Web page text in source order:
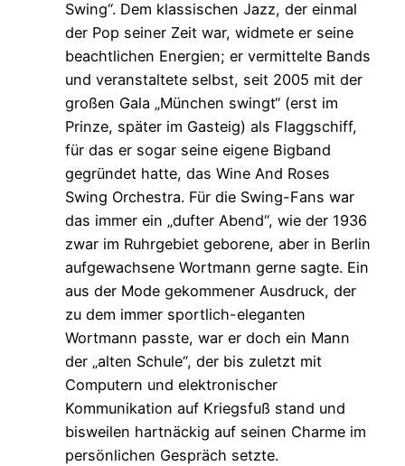
Swing“. Dem klassischen Jazz, der einmal
der Pop seiner Zeit war, widmete er seine
beachtlichen Energien; er vermittelte Bands
und veranstaltete selbst, seit 2005 mit der
großen Gala „München swingt“ (erst im
Prinze, später im Gasteig) als Flaggschiff,
für das er sogar seine eigene Bigband
gegründet hatte, das Wine And Roses
Swing Orchestra. Für die Swing-Fans war
das immer ein „dufter Abend“, wie der 1936
zwar im Ruhrgebiet geborene, aber in Berlin
aufgewachsene Wortmann gerne sagte. Ein
aus der Mode gekommener Ausdruck, der
zu dem immer sportlich-eleganten
Wortmann passte, war er doch ein Mann
der „alten Schule“, der bis zuletzt mit
Computern und elektronischer
Kommunikation auf Kriegsfuß stand und
bisweilen hartnäckig auf seinen Charme im
persönlichen Gespräch setzte.